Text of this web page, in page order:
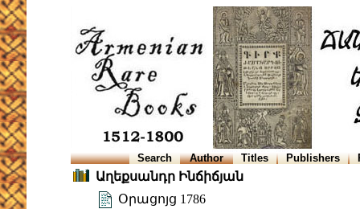
Search Author Titles Publishers
Աղեքսանդր Ինճիճյան
Օրացոյց 1786